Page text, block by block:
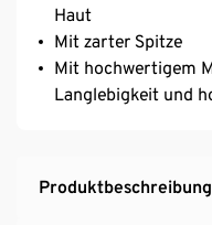
Haut
Mit zarter Spitze
Mit hochwertigem
Langlebigkeit und
Produktbeschreibung